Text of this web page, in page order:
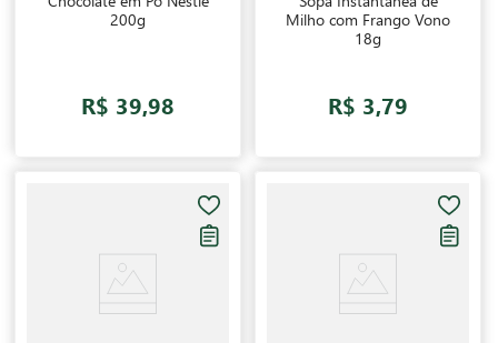
200g
R$ 39,98
Milho com Frango Vono
18g
R$ 3,79